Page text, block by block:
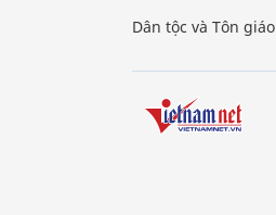
Dân tộc và Tôn giáo